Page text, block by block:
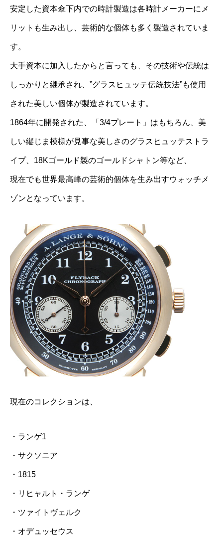
安定した資本傘下内での時計製造は各時計メーカーにメ
リットも生み出し、芸術的な個体も多く製造されていま
す。
大手資本に加入したからと言っても、その技術や伝統は
しっかりと継承され、”グラスヒュッテ伝統技法”も使用
された美しい個体が製造されています。
1864年に開発された、「3/4プレート」はもちろん、美
しい縦じま模様が見事な美しさのグラスヒュッテストラ
イプ、18Kゴールド製のゴールドシャトン等など、
現在でも世界最高峰の芸術的個体を生み出すウォッチメ
ゾンとなっています。
現在のコレクションは、
・ランゲ1
・サクソニア
・1815
・リヒャルト・ランゲ
・ツァイトヴェルク
・オデュッセウス